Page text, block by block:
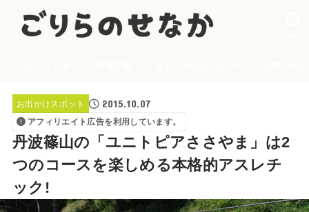
お出かけスポット 2015.10.07
アフィリエイト広告を利用しています。
丹波篠山の「ユニトピアささやま」は2
つのコースを楽しめる本格的アスレチ
ック!